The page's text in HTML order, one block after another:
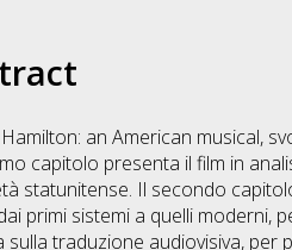
an American musical,
capitolo presenta il film in
statunitense. Il secondo
primi sistemi a quelli moderni,
traduzione audiovisiva, per